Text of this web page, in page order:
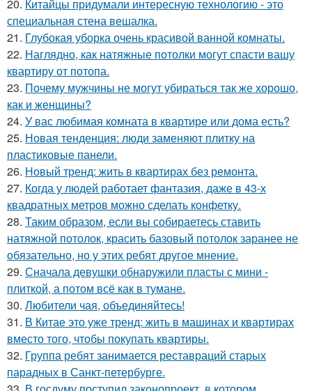
20. Китайцы придумали интересную технологию - это
специальная стена вешалка.
21. Глубокая уборка очень красивой ванной комнаты.
22. Наглядно, как натяжные потолки могут спасти вашу
квартиру от потопа.
23. Почему мужчины не могут убираться так же хорошо,
как и женщины?
24. У вас любимая комната в квартире или дома есть?
25. Новая тенденция: люди заменяют плитку на
пластиковые панели.
26. Новый тренд: жить в квартирах без ремонта.
27. Когда у людей работает фантазия, даже в 43-х
квадратных метров можно сделать конфетку.
28. Таким образом, если вы собираетесь ставить
натяжной потолок, красить базовый потолок заранее не
обязательно, но у этих ребят другое мнение.
29. Сначала девушки обнаружили пласты с мини -
плиткой, а потом всё как в тумане.
30. Любители чая, объединяйтесь!
31. В Китае это уже тренд: жить в машинах и квартирах
вместо того, чтобы покупать квартиры.
32. Группа ребят занимается реставраций старых
парадных в Санкт-петербурге.